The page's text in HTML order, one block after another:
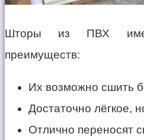
Шторы из ПВХ
преимуществ:
Их возможно сшить
Достаточно лёгкое,
Отлично переносят